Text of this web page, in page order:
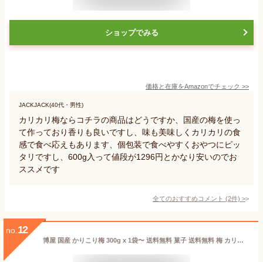
ショップでみる
価格と在庫をAmazonでチェック >>
JACKJACK(40代・男性)
カリカリ梅ならコチラの商品はどうですか、国産の梅を使っ
て作っており香りも良いですし、味も美味しくカリカリの食
感で食べ応えもあります、個包装で食べやすくおやつにピッ
タリですし、600g入って値段が1296円とかなり安いのでお
ススメです
全てのおすすめコメント (2件) >
no. 12
博屋 国産 かりこり梅 300g x 1袋〜 送料無料 菓子 送料無料 梅 カリカリ梅 ギフト 個包装 贈答 挨拶 小袋 うめ 進物 職場 お菓子 茶 プチギフト バレンタイン 梅干し 梅干 子供 手土産 お取り寄せ 常温 個別